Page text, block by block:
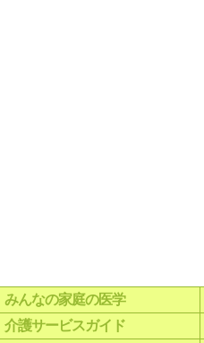
みんなの家庭の医学
介護サービスガイド